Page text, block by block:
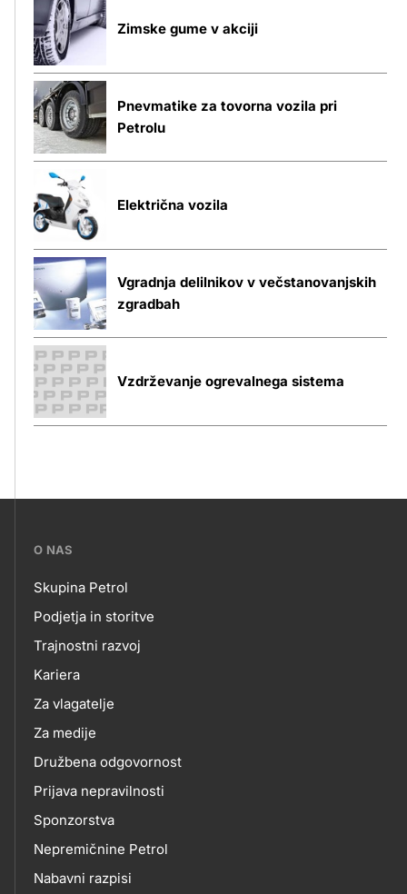
Zimske gume v akciji
Pnevmatike za tovorna vozila pri
Petrolu
Električna vozila
Vgradnja delilnikov v večstanovanjskih
zgradbah
Vzdrževanje ogrevalnega sistema
???
skupno.footer-
title???
O NAS
O
NAS
Skupina Petrol
Podjetja in storitve
Trajnostni razvoj
Kariera
Za vlagatelje
Za medije
Družbena odgovornost
Prijava nepravilnosti
Sponzorstva
Nepremičnine Petrol
Nabavni razpisi